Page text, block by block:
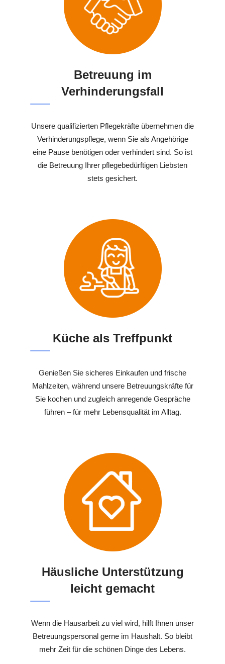
Betreuung im
Verhinderungsfall
Unsere qualifizierten Pflegekräfte übernehmen die
Verhinderungspflege, wenn Sie als Angehörige
eine Pause benötigen oder verhindert sind. So ist
die Betreuung Ihrer pflegebedürftigen Liebsten
stets gesichert.
Küche als Treffpunkt
Genießen Sie sicheres Einkaufen und frische
Mahlzeiten, während unsere Betreuungskräfte für
Sie kochen und zugleich anregende Gespräche
führen – für mehr Lebensqualität im Alltag.
Häusliche Unterstützung
leicht gemacht
Wenn die Hausarbeit zu viel wird, hilft Ihnen unser
Betreuungspersonal gerne im Haushalt. So bleibt
mehr Zeit für die schönen Dinge des Lebens.